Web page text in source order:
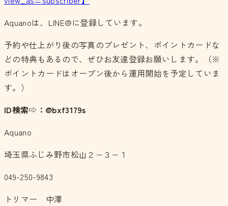
Aquanoは、LINE@に登録しています。
予約や仕上がり後の写真のプレゼント、ポイントカードな
どの特典もあるので、ぜひお友達登録お願いします。（※
ポイントカードはオープン後から運用開始を予定していま
す。）
ID検索⇨：@bxf3179s
Aquano
埼玉県ふじみ野市松山２−３−１
049-250-9843
トリマー 中澤